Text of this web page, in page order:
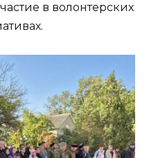
в волонтерских